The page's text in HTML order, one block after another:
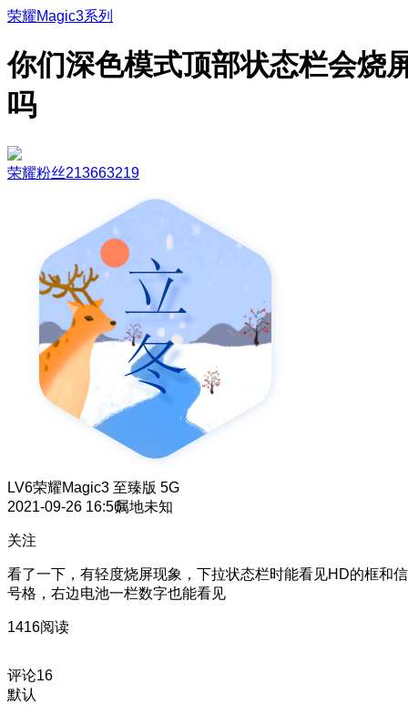
荣耀Magic3系列
你们深色模式顶部状态栏会烧
吗
荣耀粉丝213663219
LV6荣耀Magic3 至臻版 5G
2021-09-26 16:56属地未知
关注
看了一下，有轻度烧屏现象，下拉状态栏时能看见HD的框和信
号格，右边电池一栏数字也能看见
1416阅读
评论16
默认